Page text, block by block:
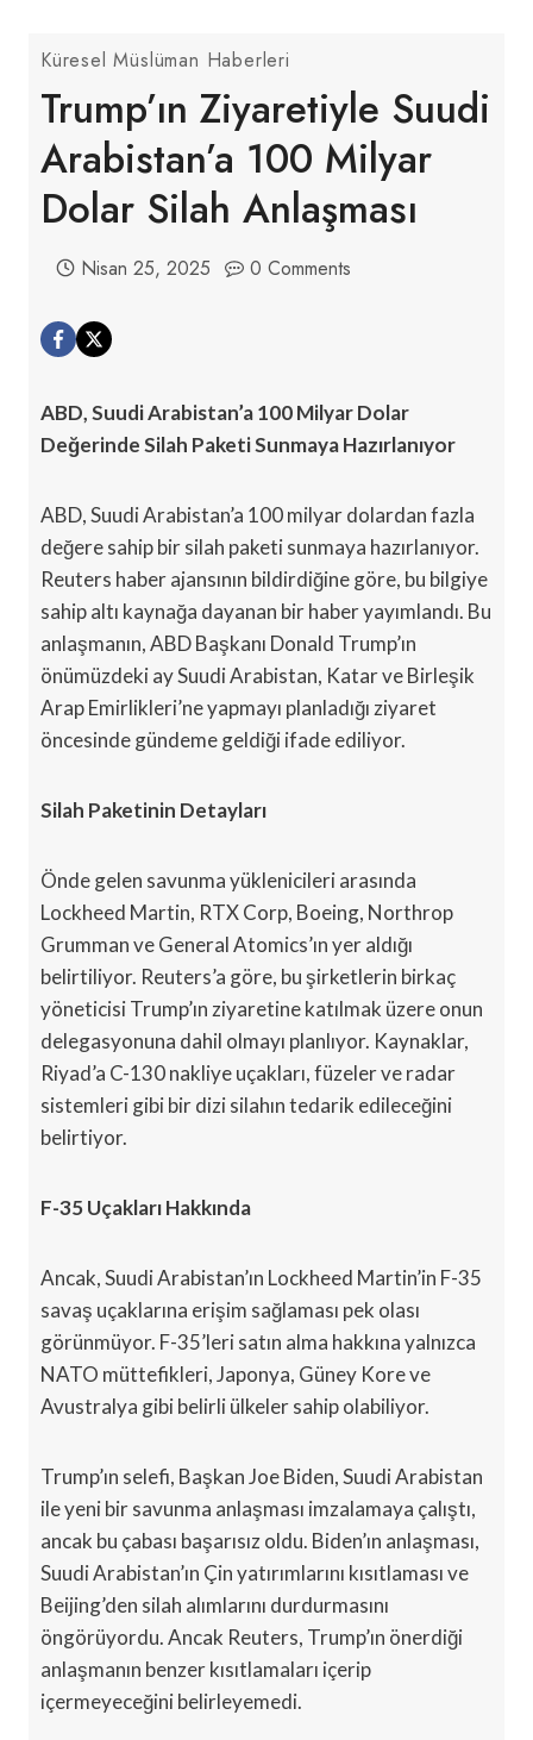
Küresel Müslüman Haberleri
Trump’ın Ziyaretiyle Suudi
Arabistan’a 100 Milyar
Dolar Silah Anlaşması
Nisan 25, 2025 0 Comments
ABD, Suudi Arabistan’a 100 Milyar Dolar
Değerinde Silah Paketi Sunmaya Hazırlanıyor
ABD, Suudi Arabistan’a 100 milyar dolardan fazla
değere sahip bir silah paketi sunmaya hazırlanıyor.
Reuters haber ajansının bildirdiğine göre, bu bilgiye
sahip altı kaynağa dayanan bir haber yayımlandı. Bu
anlaşmanın, ABD Başkanı Donald Trump’ın
önümüzdeki ay Suudi Arabistan, Katar ve Birleşik
Arap Emirlikleri’ne yapmayı planladığı ziyaret
öncesinde gündeme geldiği ifade ediliyor.
Silah Paketinin Detayları
Önde gelen savunma yüklenicileri arasında
Lockheed Martin, RTX Corp, Boeing, Northrop
Grumman ve General Atomics’ın yer aldığı
belirtiliyor. Reuters’a göre, bu şirketlerin birkaç
yöneticisi Trump’ın ziyaretine katılmak üzere onun
delegasyonuna dahil olmayı planlıyor. Kaynaklar,
Riyad’a C-130 nakliye uçakları, füzeler ve radar
sistemleri gibi bir dizi silahın tedarik edileceğini
belirtiyor.
F-35 Uçakları Hakkında
Ancak, Suudi Arabistan’ın Lockheed Martin’in F-35
savaş uçaklarına erişim sağlaması pek olası
görünmüyor. F-35’leri satın alma hakkına yalnızca
NATO müttefikleri, Japonya, Güney Kore ve
Avustralya gibi belirli ülkeler sahip olabiliyor.
Trump’ın selefi, Başkan Joe Biden, Suudi Arabistan
ile yeni bir savunma anlaşması imzalamaya çalıştı,
ancak bu çabası başarısız oldu. Biden’ın anlaşması,
Suudi Arabistan’ın Çin yatırımlarını kısıtlaması ve
Beijing’den silah alımlarını durdurmasını
öngörüyordu. Ancak Reuters, Trump’ın önerdiği
anlaşmanın benzer kısıtlamaları içerip
içermeyeceğini belirleyemedi.